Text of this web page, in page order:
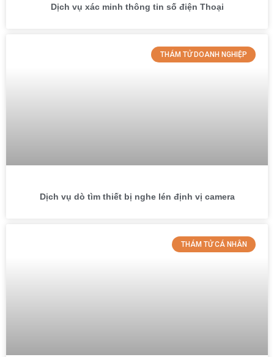
Dịch vụ xác minh thông tin số điện Thoại
THÁM TỬ DOANH NGHIỆP
Dịch vụ dò tìm thiết bị nghe lén định vị camera
THÁM TỬ CÁ NHÂN